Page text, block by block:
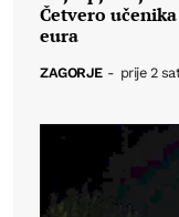
Četvero
eura
ZAGORJE - prije 2